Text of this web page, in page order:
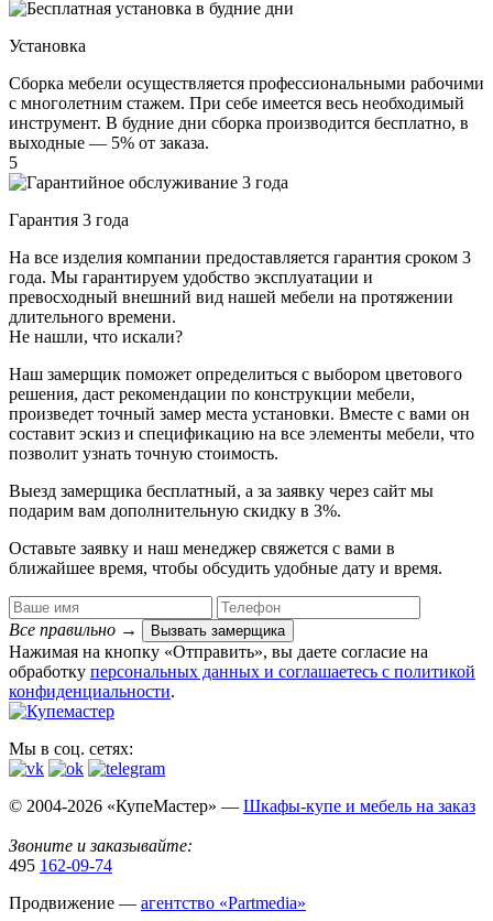
Установка
Сборка мебели осуществляется профессиональными рабочими
с многолетним стажем. При себе имеется весь необходимый
инструмент. В будние дни сборка производится бесплатно, в
выходные — 5% от заказа.
5
Гарантия 3 года
На все изделия компании предоставляется гарантия сроком 3
года. Мы гарантируем удобство эксплуатации и
превосходный внешний вид нашей мебели на протяжении
длительного времени.
Не нашли, что искали?
Наш замерщик поможет определиться с выбором цветового
решения, даст рекомендации по конструкции мебели,
произведет точный замер места установки. Вместе с вами он
составит эскиз и спецификацию на все элементы мебели, что
позволит узнать точную стоимость.
Выезд замерщика бесплатный, а за заявку через сайт мы
подарим вам дополнительную скидку в 3%.
Оставьте заявку и наш менеджер свяжется с вами в
ближайшее время, чтобы обсудить удобные дату и время.
Все правильно → Вызвать замерщика
Нажимая на кнопку «Отправить», вы даете согласие на
обработку персональных данных​ и соглашаетесь c политикой
конфиденциальности.
Мы в соц. сетях:
© 2004-2026 «КупеМастер» — Шкафы-купе и мебель на заказ
Звоните и заказывайте:
495 162-09-74
Продвижение — агентство «Partmedia»